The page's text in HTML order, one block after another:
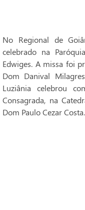
No Regional de
celebrado na
Edwiges. A missa foi
Dom Danival
Luziânia celebrou
Consagrada, na
Dom Paulo Cezar Costa.